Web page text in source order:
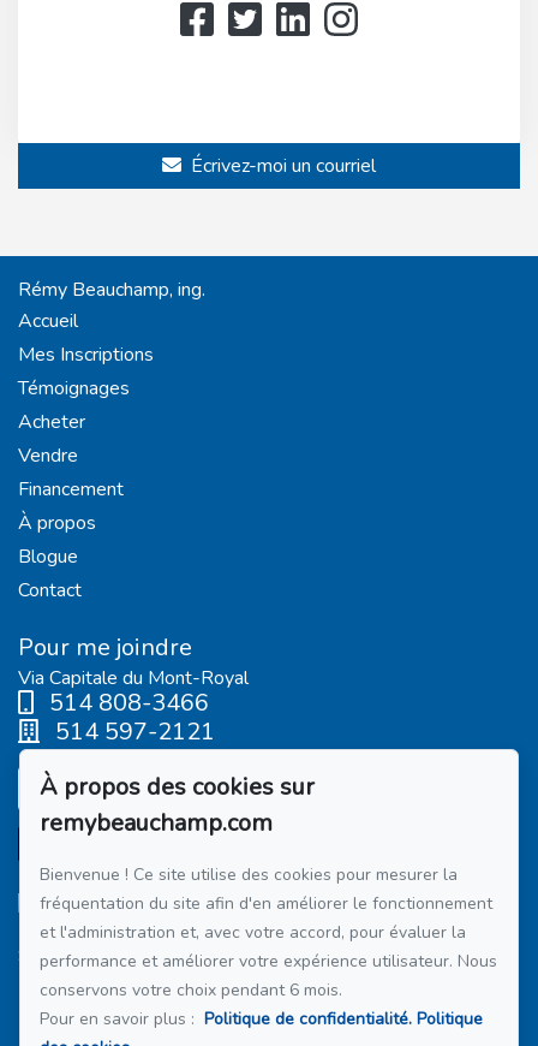
Écrivez-moi un courriel
Rémy Beauchamp, ing.
Accueil
Mes Inscriptions
Témoignages
Acheter
Vendre
Financement
À propos
Blogue
Contact
Pour me joindre
Via Capitale du Mont-Royal
514 808-3466
514 597-2121
Écrivez-moi un courriel
Suivez-moi sur Facebook !
Membre du réseau :Via Capitale
À propos des cookies sur
remybeauchamp.com
Bienvenue ! Ce site utilise des cookies pour mesurer la
fréquentation du site afin d'en améliorer le fonctionnement
et l'administration et, avec votre accord, pour évaluer la
performance et améliorer votre expérience utilisateur. Nous
conservons votre choix pendant 6 mois.
Pour en savoir plus : Politique de confidentialité. Politique